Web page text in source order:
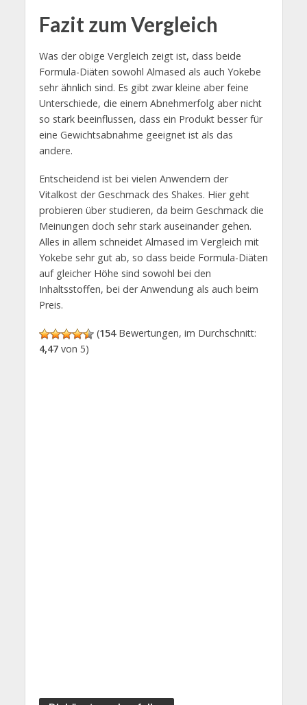
Fazit zum Vergleich
Was der obige Vergleich zeigt ist, dass beide
Formula-Diäten sowohl Almased als auch Yokebe
sehr ähnlich sind. Es gibt zwar kleine aber feine
Unterschiede, die einem Abnehmerfolg aber nicht
so stark beeinflussen, dass ein Produkt besser für
eine Gewichtsabnahme geeignet ist als das
andere.
Entscheidend ist bei vielen Anwendern der
Vitalkost der Geschmack des Shakes. Hier geht
probieren über studieren, da beim Geschmack die
Meinungen doch sehr stark auseinander gehen.
Alles in allem schneidet Almased im Vergleich mit
Yokebe sehr gut ab, so dass beide Formula-Diäten
auf gleicher Höhe sind sowohl bei den
Inhaltsstoffen, bei der Anwendung als auch beim
Preis.
(154Bewertungen, im Durchschnitt:
4,47von 5)